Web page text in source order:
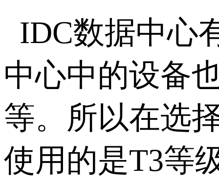
IDC数据中心
中心中的设备
等。所以在选
使用的是T3等